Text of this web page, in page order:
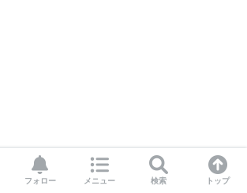
フォロー メニュー 検索 トップ